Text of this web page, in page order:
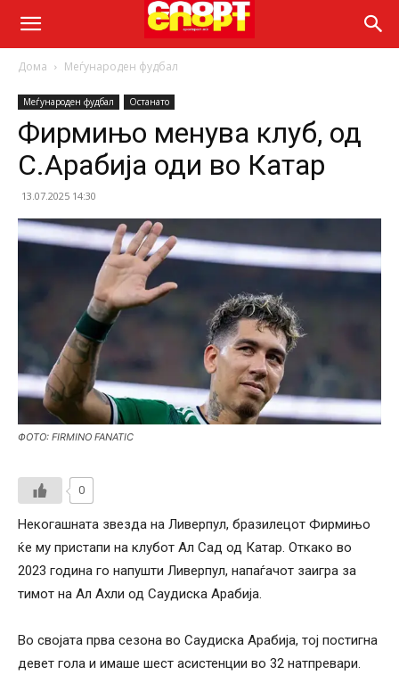
Дома Меѓународен фудбал
Меѓународен фудбал Останато
Фирмињо менува клуб, од
С.Арабија оди во Катар
13.07.2025 14:30
ФОТО: FIRMINO FANATIC
0
Некогашната звезда на Ливерпул, бразилецот Фирмињо
ќе му пристапи на клубот Ал Сад од Катар. Откако во
2023 година го напушти Ливерпул, напаѓачот заигра за
тимот на Ал Ахли од Саудиска Арабија.
Во својата прва сезона во Саудиска Арабија, тој постигна
девет гола и имаше шест асистенции во 32 натпревари.